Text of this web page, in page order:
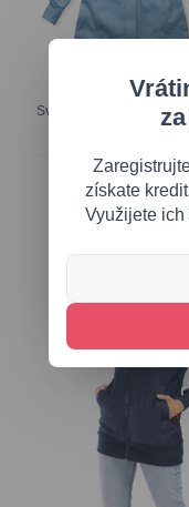
Svetlomodrá mikina s
v predĺženom strihu
26,70 €
získate
Využijete